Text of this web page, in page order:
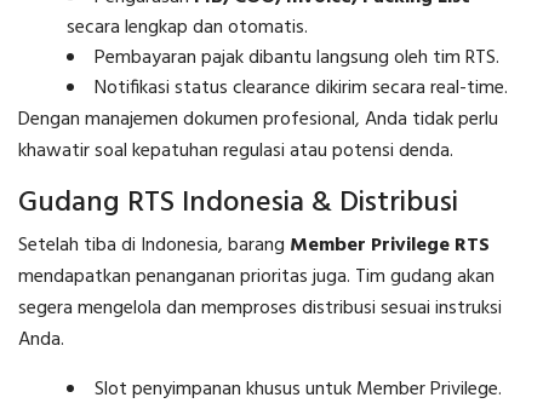
secara lengkap dan otomatis.
Pembayaran pajak dibantu langsung oleh tim RTS.
Notifikasi status clearance dikirim secara real-time.
Dengan manajemen dokumen profesional, Anda tidak perlu
khawatir soal kepatuhan regulasi atau potensi denda.
Gudang RTS Indonesia & Distribusi
Setelah tiba di Indonesia, barang Member Privilege RTS
mendapatkan penanganan prioritas juga. Tim gudang akan
segera mengelola dan memproses distribusi sesuai instruksi
Anda.
Slot penyimpanan khusus untuk Member Privilege.